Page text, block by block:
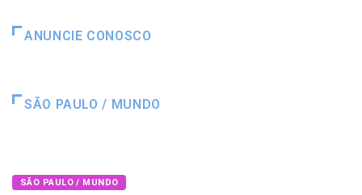
ANUNCIE CONOSCO
SÃO PAULO / MUNDO
SÃO PAULO / MUNDO